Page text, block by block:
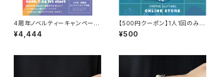
4周年ノベルティーキャンペーン
開催中！
¥4,444
【500円クーポン】1人1回のみご
利用可能！
¥500